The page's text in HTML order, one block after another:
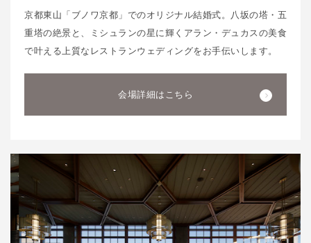
京都東山「ブノワ京都」でのオリジナル結婚式。八坂の塔・五
重塔の絶景と、ミシュランの星に輝くアラン・デュカスの美食
で叶える上質なレストランウェディングをお手伝いします。
会場詳細はこちら